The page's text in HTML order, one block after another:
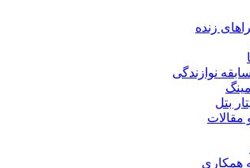
زنده
نوازندگی
بتل
همکاری